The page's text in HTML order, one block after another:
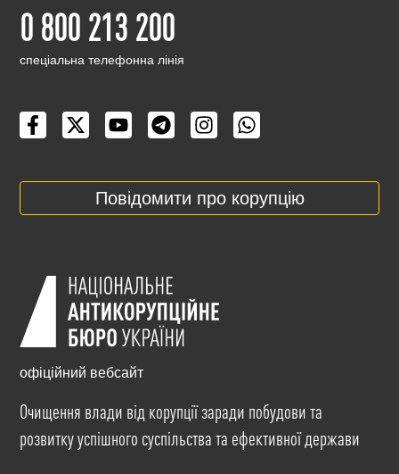
0 800 213 200
cпеціальна телефонна лінія
Повідомити про корупцію
офіційний вебсайт
Очищення влади від корупції заради побудови та
розвитку успішного суспільства та ефективної держави